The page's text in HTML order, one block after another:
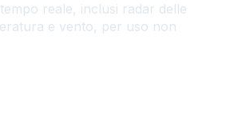
reale, inclusi radar delle
e vento, per uso non